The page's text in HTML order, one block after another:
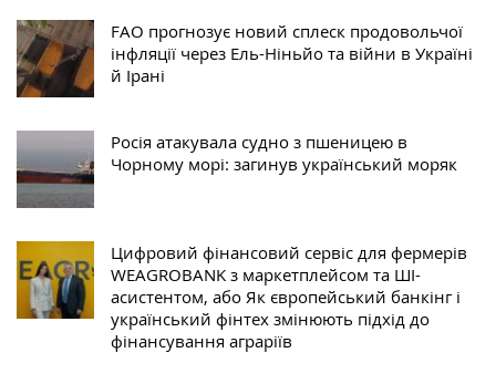
FAO прогнозує новий сплеск продовольчої
інфляції через Ель-Ніньйо та війни в Україні
й Ірані
Росія атакувала судно з пшеницею в
Чорному морі: загинув український моряк
Цифровий фінансовий сервіс для фермерів
WEAGROBANK з маркетплейсом та ШІ-
асистентом, або Як європейський банкінг і
український фінтех змінюють підхід до
фінансування аграріїв